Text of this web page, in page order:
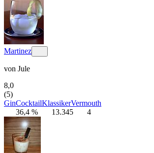
Martinez
von Jule
8,0
(5)
GinCocktailKlassikerVermouth
36,4 %
13.345 4